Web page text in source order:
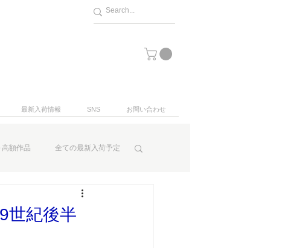
最新入荷情報 SNS お問い合わせ
額作品 全ての最新入荷予定
世紀後半